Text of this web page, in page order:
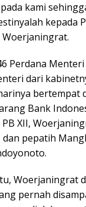
kami
kepada
Woerjaningrat.
Perdana
dari
bertempat
Bank
XII,
pepatih
Woerjaningrat
pernah